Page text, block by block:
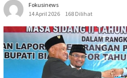
Fokusinews
14 April 2026
168 Dilihat